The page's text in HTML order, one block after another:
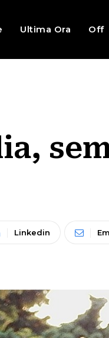
Ultima Ora Off
Linkedin